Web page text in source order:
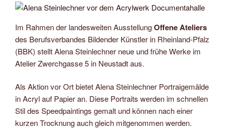
Im Rahmen der landesweiten AusstellungOffene Ateliers
des Berufsverbandes Bildender Künstler in Rheinland-Pfalz
(BBK) stellt Alena Steinlechner neue und frühe Werke im
Atelier Zwerchgasse 5 in Neustadt aus.
Als Aktion vor Ort bietet Alena Steinlechner Portraigemälde
in Acryl auf Papier an. Diese Portraits werden im schnellen
Stil des Speedpaintings gemalt und können nach einer
kurzen Trocknung auch gleich mitgenommen werden.